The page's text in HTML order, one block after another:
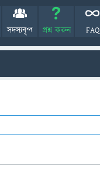
সদস্যবৃন্দ প্রশ্ন করুন FAQ